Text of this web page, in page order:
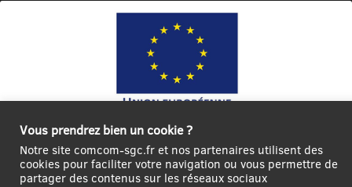
Ce site internet a été cofinancé par l’Union européenne avec le Fonds
Européen de Développement Régional à hauteur de 12 572€
Créer un
Contact
Plan
Vous prendrez bien un cookie ?
Notre site comcom-sgc.fr et nos partenaires utilisent des
cookies pour faciliter votre navigation ou vous permettre de
partager des contenus sur les réseaux sociaux